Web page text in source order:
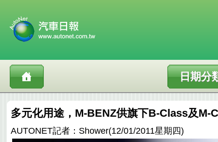
日期分
多元化用途，M-BENZ供旗下B-Class及M-
AUTONET記者：Shower(12/01/2011星期四)